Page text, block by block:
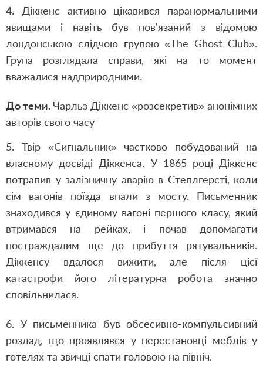
4. Діккенс активно цікавився паранормальними
явищами і навіть був пов'язаний з відомою
лондонською слідчою групою «The Ghost Club».
Група розглядала справи, які на то момент
вважалися надприродними.
До теми.Чарльз Діккенс «розсекретив» анонімних
авторів свого часу
5. Твір «Сигнальник» частково побудований на
власному досвіді Діккенса. У 1865 році Діккенс
потрапив у залізничну аварію в Степлгерсті, коли
сім вагонів поїзда впали з мосту. Письменник
знаходився у єдиному вагоні першого класу, який
втримався на рейках, і почав допомагати
постраждалим ще до прибуття рятувальників.
Діккенсу вдалося вижити, але після цієї
катастрофи його літературна робота значно
сповільнилася.
6. У письменника був обсесивно-компульсивний
розлад, що проявлявся у перестановці меблів у
готелях та звичці спати головою на північ.